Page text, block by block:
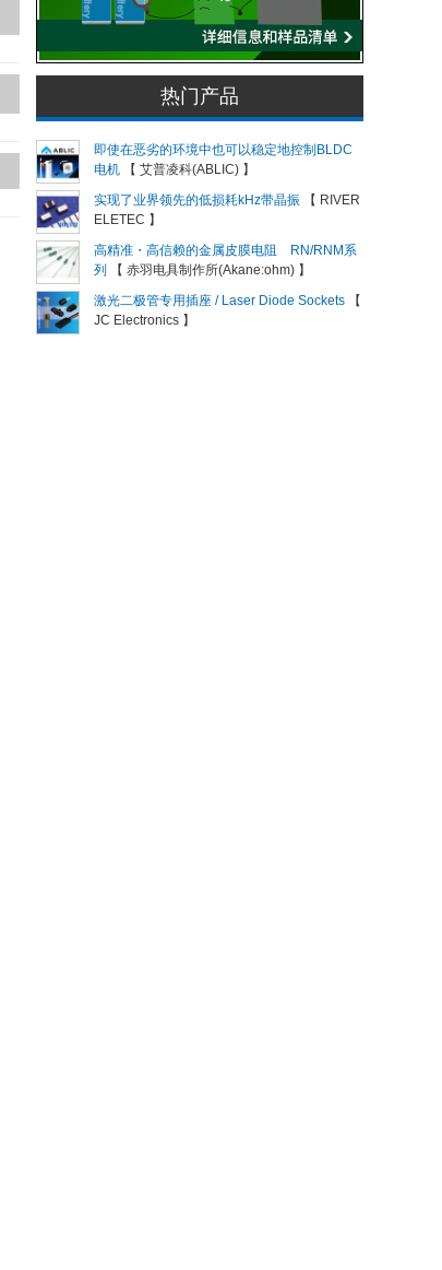
热门产品
即使在恶劣的环境中也可以稳定地控制BLDC
电机
【 艾普凌科(ABLIC) 】
实现了业界领先的低损耗kHz带晶振
【 RIVER
ELETEC 】
高精准・高信赖的金属皮膜电阻 RN/RNM系
列
【 赤羽电具制作所(Akane:ohm) 】
激光二极管专用插座 / Laser Diode Sockets
【
JC Electronics 】